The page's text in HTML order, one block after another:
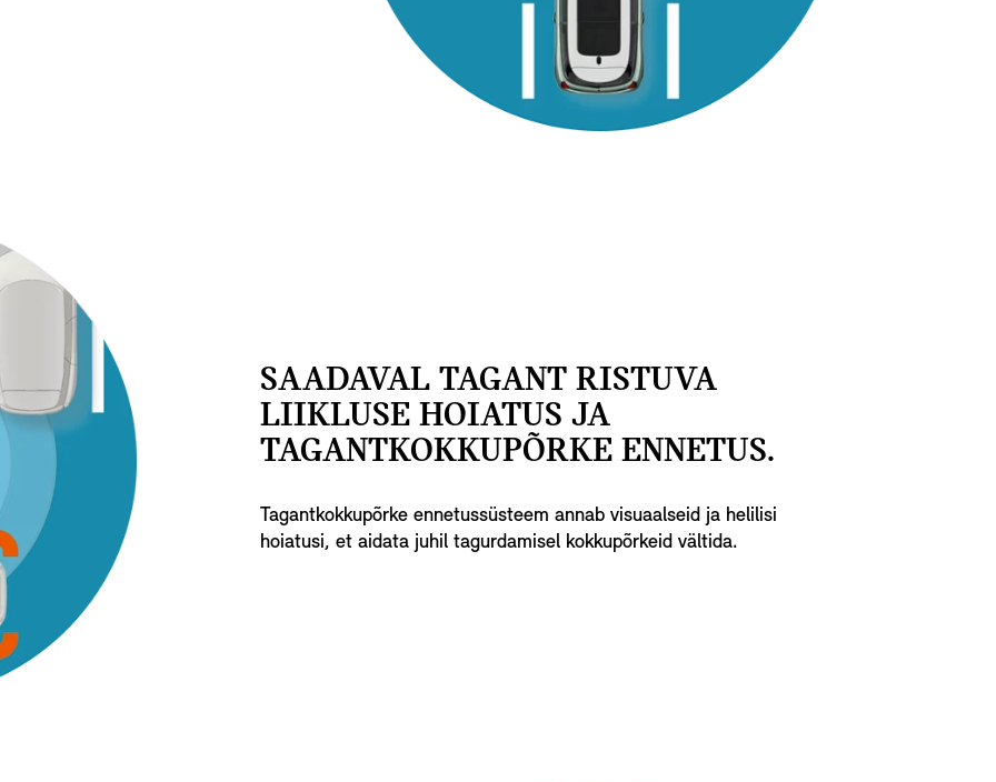
SAADAVAL TAGANT RISTUVA
LIIKLUSE HOIATUS JA
TAGANTKOKKUPÕRKE ENNETUS.
Tagantkokkupõrke ennetussüsteem annab visuaalseid ja helilisi
hoiatusi, et aidata juhil tagurdamisel kokkupõrkeid vältida.